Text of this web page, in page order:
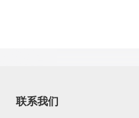
联系我们